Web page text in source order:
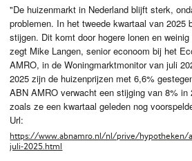
"De huizenmarkt in Nederland blijft sterk,
problemen. In het tweede kwartaal van 2025
stijgen. Dit komt door hogere lonen en
zegt Mike Langen, senior econoom bij het
AMRO, in de Woningmarktmonitor van juli
2025 zijn de huizenprijzen met 6,6%
ABN AMRO verwacht een stijging van 8%
zoals ze een kwartaal geleden nog
Url:
https://www.abnamro.nl/nl/prive/
juli-2025.html